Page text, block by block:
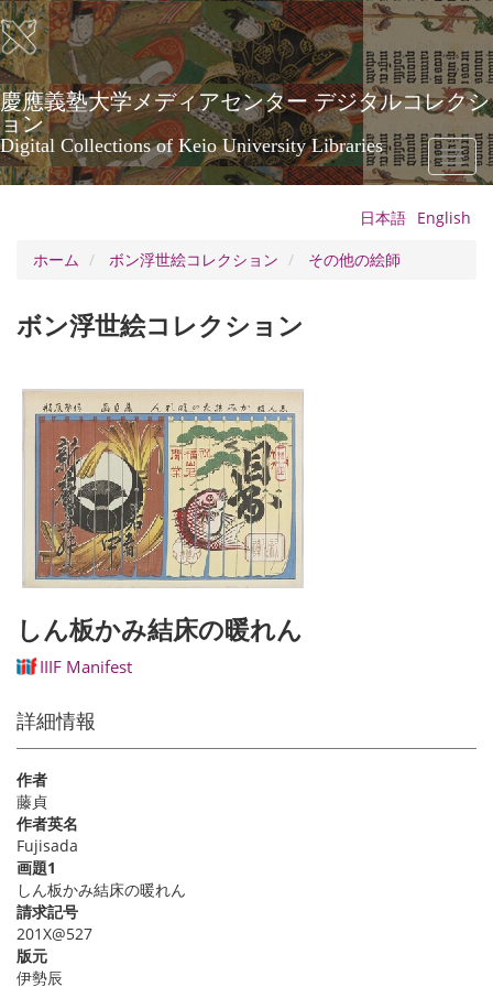
メ
イ
ン
コ
ン
テ
ン
ツ
に
慶應義塾大学メディアセンター デジタルコレクシ
ョン
Digital Collections of Keio University Libraries
Toggle
日本語 English
ホーム
ボン浮世絵コレクション その他の絵師
ボン浮世絵コレクション
しん板かみ結床の暖れん
IIIF Manifest
詳細情報
作者
藤貞
作者英名
Fujisada
画題1
しん板かみ結床の暖れん
請求記号
201X@527
版元
伊勢辰